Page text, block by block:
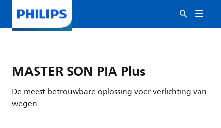
MASTER SON PIA Plus
De meest betrouwbare oplossing voor verlichting van
wegen